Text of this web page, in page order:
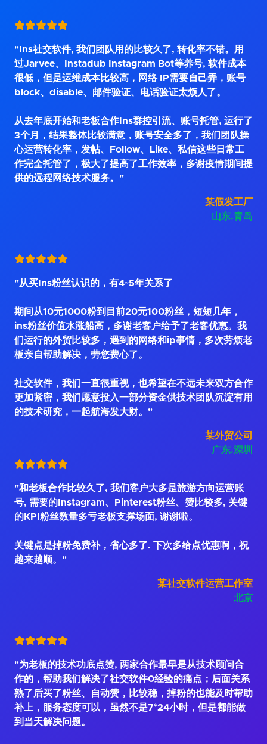
"Ins社交软件, 我们团队用的比较久了, 转化率不错。用
过Jarvee、Instadub Instagram Bot等养号, 软件成本
很低，但是运维成本比较高，网络 IP需要自己弄，账号
block、disable、邮件验证、电话验证太烦人了。
从去年底开始和老板合作Ins群控引流、账号托管, 运行了
3个月，结果整体比较满意，账号安全多了，我们团队操
心运营转化率，发帖、Follow、Like、私信这些日常工
作完全托管了，极大了提高了工作效率，多谢疫情期间提
供的远程网络技术服务。"
某假发工厂
山东.青岛
"从买Ins粉丝认识的，有4~5年关系了
期间从10元1000粉到目前20元100粉丝，短短几年，
ins粉丝价值水涨船高，多谢老客户给予了老客优惠。我
们运行的外贸比较多，遇到的网络和ip事情，多次劳烦老
板亲自帮助解决，劳您费心了。
社交软件，我们一直很重视，也希望在不远未来双方合作
更加紧密，我们愿意投入一部分资金供技术团队沉淀有用
的技术研究，一起航海发大财。"
某外贸公司
广东.深圳
"和老板合作比较久了, 我们客户大多是旅游方向运营账
号, 需要的Instagram、Pinterest粉丝、赞比较多, 关键
的KPI粉丝数量多亏老板支撑场面, 谢谢啦。
关键点是掉粉免费补，省心多了. 下次多给点优惠啊，祝
越来越顺。"
某社交软件运营工作室
北京
"为老板的技术功底点赞, 两家合作最早是从技术顾问合
作的，帮助我们解决了社交软件0经验的痛点；后面关系
熟了后买了粉丝、自动赞，比较稳，掉粉的也能及时帮助
补上，服务态度可以，虽然不是7*24小时，但是都能做
到当天解决问题。